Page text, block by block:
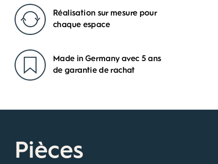
Réalisation sur mesure pour
chaque espace
Made in Germany avec 5 ans
de garantie de rachat
Pièces